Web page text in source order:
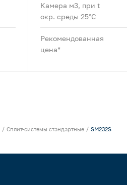
Камера м3, при t
окр. среды 25°C
Рекомендованная
цена*
Сплит-системы стандартные SM232S